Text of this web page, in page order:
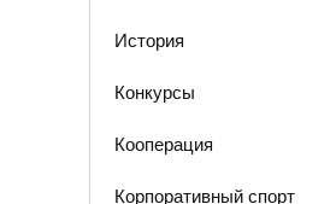
История
Конкурсы
Кооперация
Корпоративный спорт